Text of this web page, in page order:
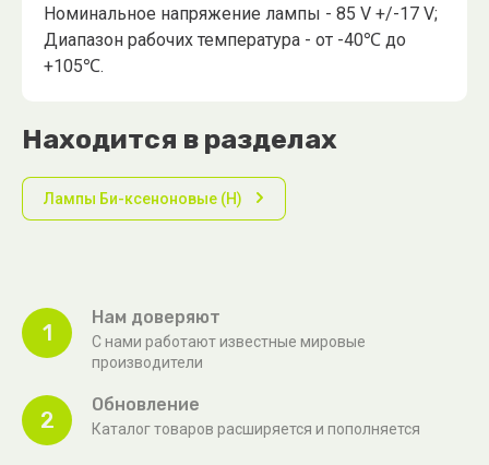
Номинальное напряжение лампы - 85 V +/-17 V;
Диапазон рабочих температура - от -40℃ до
+105℃.
Находится в разделах
Лампы Би-ксеноновые (H)
1
Нам доверяют
С нами работают известные мировые
производители
2
Обновление
Каталог товаров расширяется и пополняется